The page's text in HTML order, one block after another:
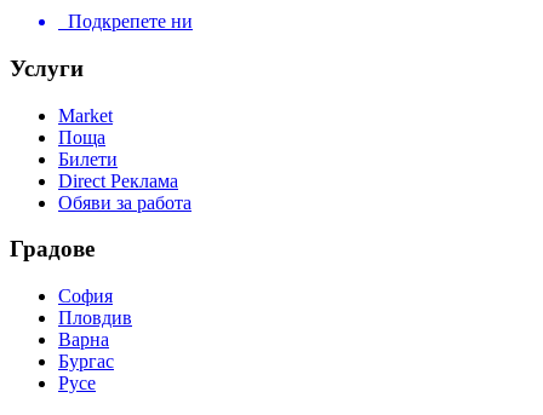
Подкрепете ни
Услуги
Market
Поща
Билети
Direct Реклама
Обяви за работа
Градове
София
Пловдив
Варна
Бургас
Русе